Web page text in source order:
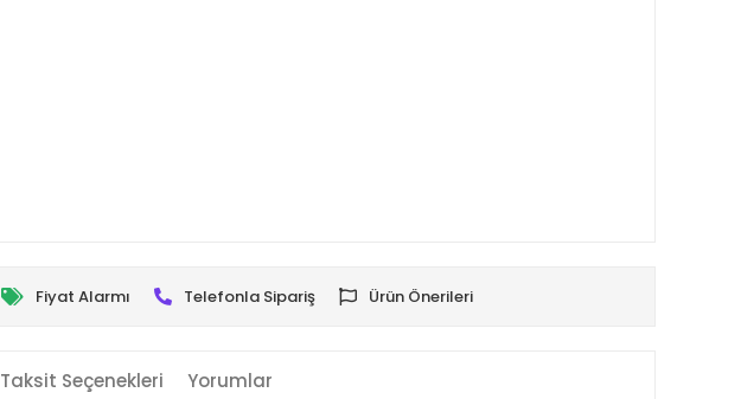
Fiyat Alarmı Telefonla Sipariş Ürün Önerileri
Taksit Seçenekleri Yorumlar